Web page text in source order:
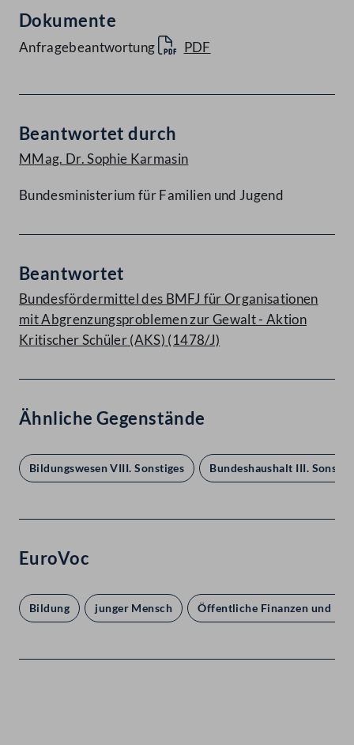
Dokumente
Anfragebeantwortung PDF
Beantwortet durch
MMag. Dr. Sophie Karmasin
Bundesministerium für Familien und Jugend
Beantwortet
Bundesfördermittel des BMFJ für Organisationen
mit Abgrenzungsproblemen zur Gewalt - Aktion
Kritischer Schüler (AKS) (1478/J)
Ähnliche Gegenstände
Bildungswesen VIII. Sonstiges Bundeshaushalt III.
EuroVoc
Bildung junger Mensch Öffentliche Finanzen und